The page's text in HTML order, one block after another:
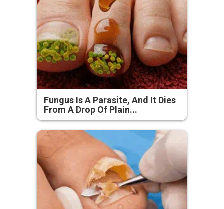
Fungus Is A Parasite, And It Dies
From A Drop Of Plain...